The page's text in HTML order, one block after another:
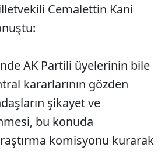
Cemalettin Kani
AK Partili üyelerinin bile
kararlarının gözden
şikayet ve
bu konuda
komisyonu kurarak